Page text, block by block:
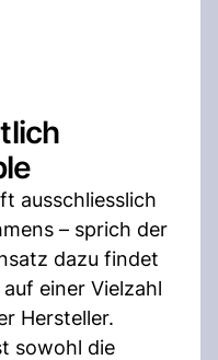
ausschliesslich
– sprich der
dazu findet
einer Vielzahl
Hersteller.
sowohl die